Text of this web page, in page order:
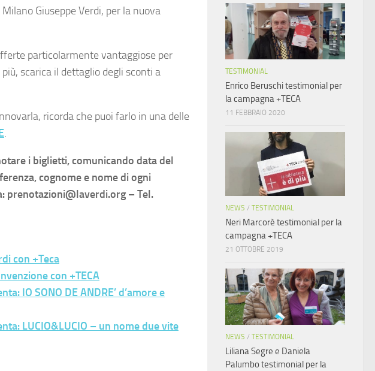
Giuseppe Verdi, per la nuova
particolarmente vantaggiose per
scarica il dettaglio degli sconti a
ricorda che puoi farlo in una delle
.
i biglietti, comunicando data del
cognome e nome di ogni
prenotazioni@laverdi.org – Tel.
con +Teca
con +TECA
IO SONO DE ANDRE’ d’amore e
LUCIO&LUCIO – un nome due vite
TESTIMONIAL
Enrico Beruschi testimonial per
la campagna +TECA
11 FEBBRAIO 2020
NEWS / TESTIMONIAL
Neri Marcorè testimonial per la
campagna +TECA
21 OTTOBRE 2019
NEWS / TESTIMONIAL
Liliana Segre e Daniela
Palumbo testimonial per la